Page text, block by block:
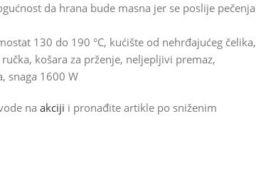
da hrana bude masna jer se poslije pečenja
130 do 190 °C, kućište od nehrđajućeg čelika,
košara za prženje, neljepljivi premaz,
snaga 1600 W
na akciji i pronađite artikle po sniženim